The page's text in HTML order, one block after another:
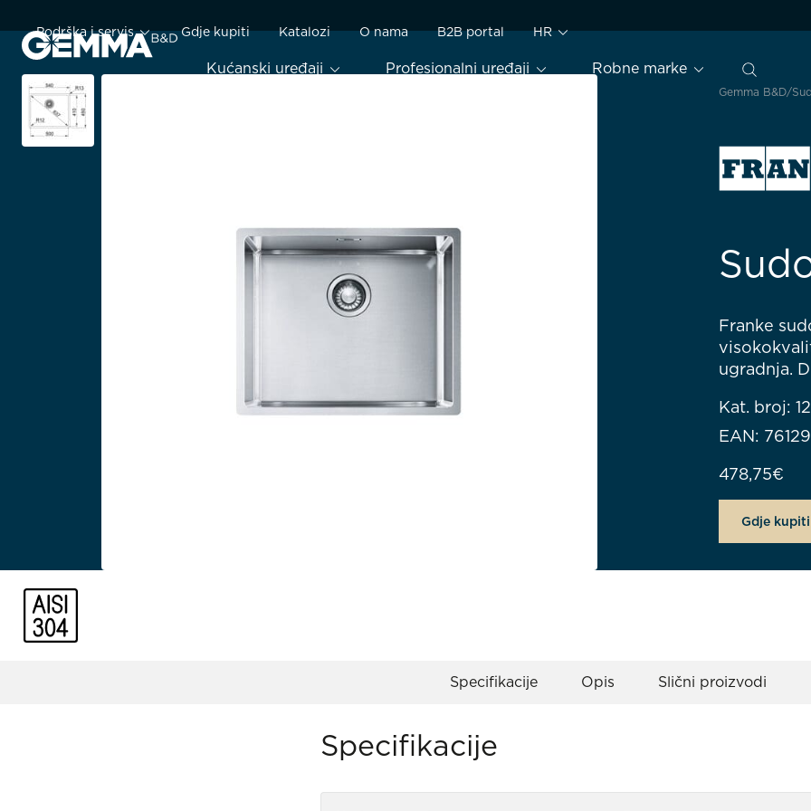
Kućanski uređaji Profesionalni uređaji Robne marke
Podrška i servis Gdje kupiti Katalozi O nama B2B portal HR
Gemma B&D
Franke
ugradnja.
Kat. broj:
EAN:
478,75€
Gdje kupiti
Specifikacije Opis Slični proizvodi
Specifikacije